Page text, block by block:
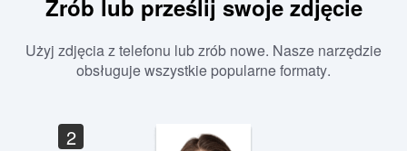
Zrób lub prześlij swoje zdjęcie
Użyj zdjęcia z telefonu lub zrób nowe. Nasze narzędzie
obsługuje wszystkie popularne formaty.
2